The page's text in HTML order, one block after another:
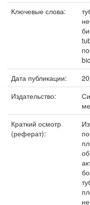
Ключевые слова:
Дата публикации:
Издательство:
Краткий осмотр
(реферат):